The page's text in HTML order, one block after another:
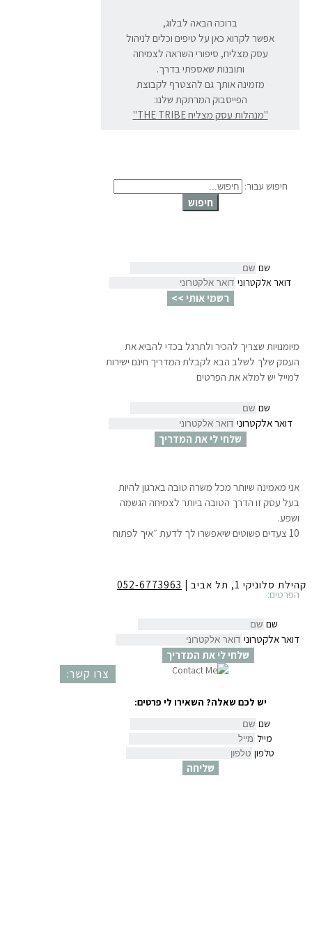
ברוכה הבאה לבלוג,
אפשר לקרוא כאן על טיפים וכלים לניהול
עסק מצליח, סיפורי השראה לצמיחה
ותובנות שאספתי בדרך.
מזמינה אותך גם להצטרף לקבוצת
הפייסבוק המרתקת שלנו:
"מנהלות עסק מצליח THE TRIBE"
חיפוש עבור:
חיפוש
שם
דואר אלקטרוני
רשמי אותי >>
מיומנויות שצריך להכיר ולתרגל בכדי להביא את
העסק שלך לשלב הבא לקבלת המדריך חינם ישירות
למייל יש למלא את הפרטים
שם
דואר אלקטרוני
שלחי לי את המדריך
אני מאמינה שיותר מכל משרה טובה בארגון להיות
בעל עסק זו הדרך הטובה ביותר לצמיחה הגשמה
ושפע.
10 צעדים פשוטים שיאפשרו לך לדעת ״איך לפתוח
לקבלת המדריך חינם ישירות למייליש למלא את
הפרטים:
שם
דואר אלקטרוני
שלחי לי את המדריך
יש לכם שאלה? השאירו לי פרטים:
שם
מייל
טלפון
שליחה
צרו קשר:
קהילת סלוניקי 1, תל אביב | 052-6773963